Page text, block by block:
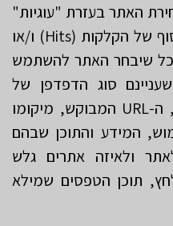
האתר בעזרת "עוגיות"
(cookies) ו/או באמצעות איסוף של הקלקות (Hits) ו/או
שיבחר האתר להשתמש
סוג הדפדפן של
המשתמש, כתובת ה-IP שלו, ה-URL המבוקש, מיקומו
המידע והתוכן שבהם
ולאיזה אתרים גלש
תוכן הטפסים שמילא